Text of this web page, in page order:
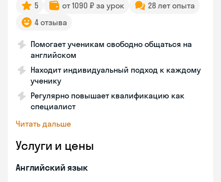
5 от 1090 ₽ за урок
28 лет опыта
4 отзыва
Помогает ученикам свободно общаться на
английском
Находит индивидуальный подход к каждому
ученику
Регулярно повышает квалификацию как
специалист
Читать дальше
Услуги и цены
Английский язык